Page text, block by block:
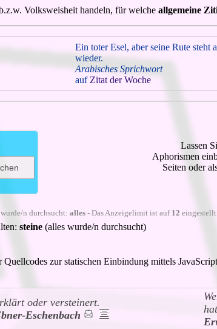
Volksweisheit handeln, für welcheallgemeine
Ein toter Esel, aber seine Rute
wieder.
Arabisches Sprichwort
auf Zitat der Woche
Lassen
Aphorismen
Seiten oder
n durchsucht: alles- Das Anzeigelimit ist auf 12
steine (alles wurde/n durchsucht)
zur statischen Einbindung mittels
oder versteinert.
Eschenbach